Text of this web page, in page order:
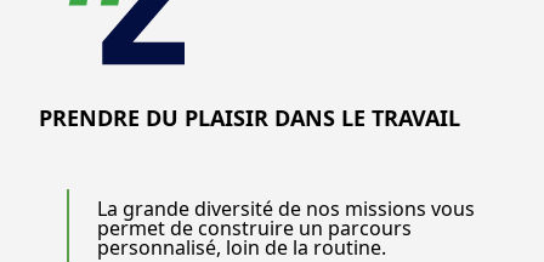
PRENDRE DU PLAISIR DANS LE TRAVAIL
La grande diversité de nos missions vous
permet de construire un parcours
personnalisé, loin de la routine.